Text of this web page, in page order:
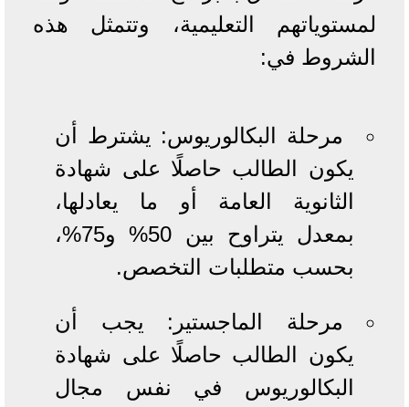
لمستوياتهم التعليمية، وتتمثل هذه
الشروط في:
مرحلة البكالوريوس: يشترط أن
يكون الطالب حاصلًا على شهادة
الثانوية العامة أو ما يعادلها،
بمعدل يتراوح بين 50% و75%،
بحسب متطلبات التخصص.
مرحلة الماجستير: يجب أن
يكون الطالب حاصلًا على شهادة
البكالوريوس في نفس مجال